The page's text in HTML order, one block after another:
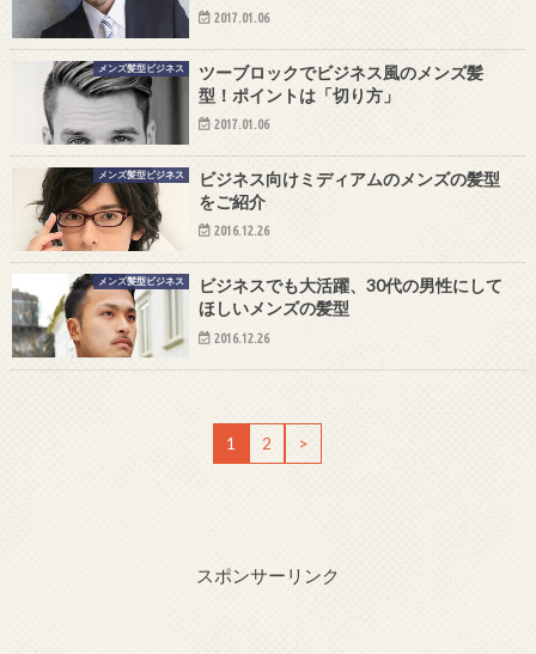
2017.01.06
メンズ髪型ビジネス
ツーブロックでビジネス風のメンズ髪
型！ポイントは「切り方」
2017.01.06
メンズ髪型ビジネス
ビジネス向けミディアムのメンズの髪型
をご紹介
2016.12.26
メンズ髪型ビジネス
ビジネスでも大活躍、30代の男性にして
ほしいメンズの髪型
2016.12.26
1 2 >
スポンサーリンク